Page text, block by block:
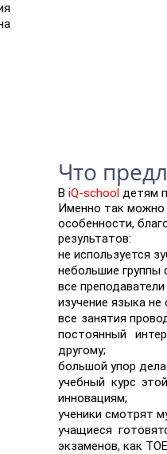
Что
В iQ-school детям
Именно так можно
особенности,
результатов:
не используется
небольшие группы
все
изучение языка
все занятия
постоянный
другому;
большой упор
учебный курс
инновациям;
ученики смотрят
учащиеся
экзаменов, как